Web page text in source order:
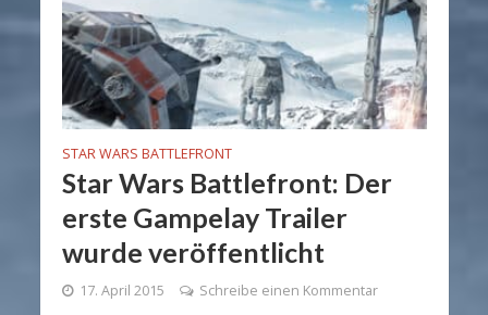
STAR WARS BATTLEFRONT
Star Wars Battlefront: Der
erste Gampelay Trailer
wurde veröffentlicht
17. April 2015 Schreibe einen Kommentar